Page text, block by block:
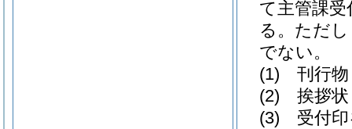
て主管課受
る。 ただ
でない。
(1)
刊行
(2)
挨拶
(3)
受付